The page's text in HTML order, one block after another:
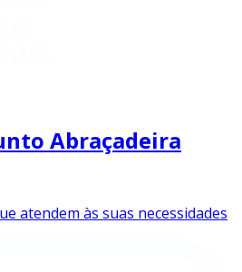
Abraçadeira
atendem às suas necessidades